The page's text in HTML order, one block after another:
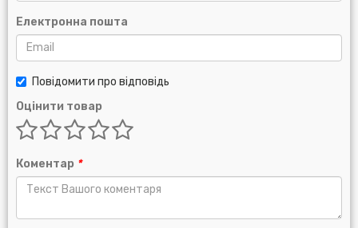
Електронна пошта
Повідомити про відповідь
Оцінити товар
Коментар *